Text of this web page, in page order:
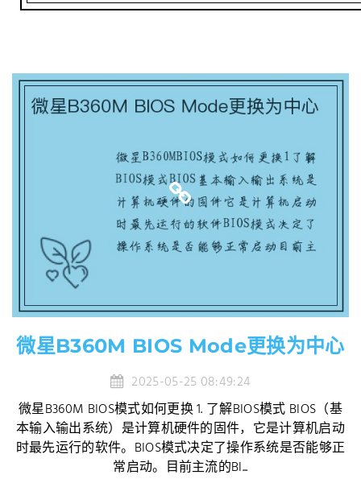
微星B360M BIOS Mode更换为中心
2025-05-25 08:49:24
微星B360M BIOS模式如何更换 1. 了解BIOS模式 BIOS（基
本输入输出系统）是计算机硬件的固件，它是计算机启动
时最先运行的软件。BIOS模式决定了操作系统是否能够正
常启动。目前主流的BI...